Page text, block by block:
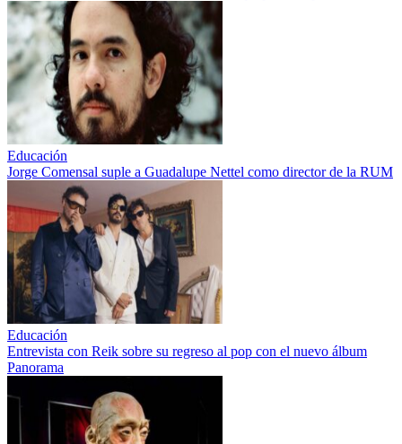
Educación
Jorge Comensal suple a Guadalupe Nettel como director de la RUM
Educación
Entrevista con Reik sobre su regreso al pop con el nuevo álbum
Panorama